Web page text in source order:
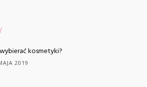
kosmetyki?
2019